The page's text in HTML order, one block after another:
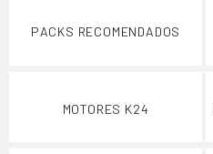
PACKS RECOMENDADOS
MOTORES K24